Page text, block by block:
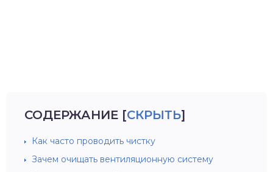
СОДЕРЖАНИЕ [СКРЫТЬ]
Как часто проводить чистку
Зачем очищать вентиляционную систему